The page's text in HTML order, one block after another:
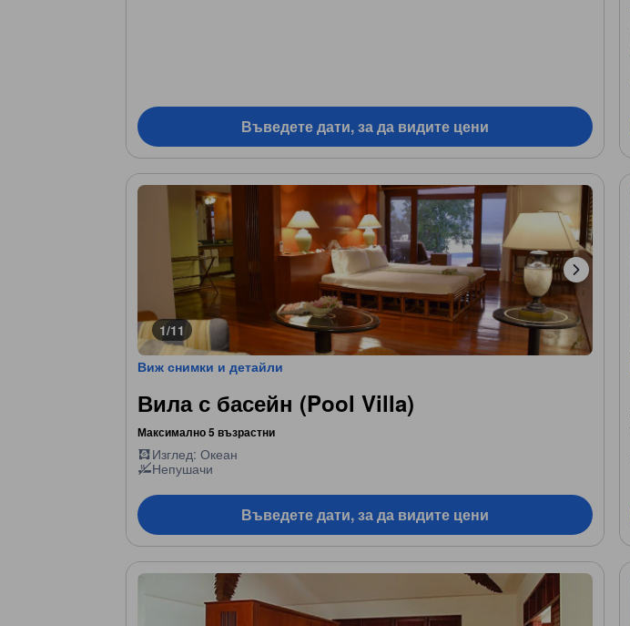
Въведете дати, за да видите цени
1/11
Виж снимки и детайли
Вила с басейн (Pool Villa)
Максимално 5 възрастни
Изглед: Океан
Непушачи
Въведете дати, за да видите цени